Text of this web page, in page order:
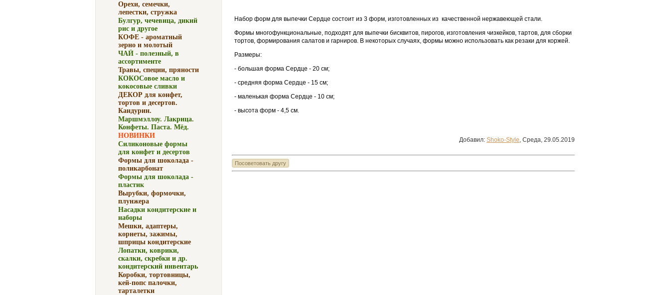
Орехи, семечки,
лепестки, стружка
Булгур, чечевица, дикий
рис и другое
КОФЕ - ароматный
зерно и молотый
ЧАЙ - полезный, в
ассортименте
Травы, специи, пряности
КОКОСовое масло и
кокосовые сливки
ДЕКОР для конфет,
тортов и десертов.
Кандурин.
Маршмэллоу. Лакрица.
Конфеты. Паста. Мёд.
НОВИНКИ
Силиконовые формы
для конфет и десертов
Формы для шоколада -
поликарбонат
Формы для шоколада -
пластик
Вырубки, формочки,
плунжера
Насадки кондитерские и
наборы
Мешки, адаптеры,
корнеты, зажимы,
шприцы кондитерские
Лопатки, коврики,
скалки, скребки и др.
кондитерский инвентарь
Коробки, тортовницы,
кей-попс палочки,
тарталетки
Набор форм для выпечки Сердце состоит из 3 форм, изготовленных из качественной нержавеющей стали.
Формы многофункциональные, подходят для выпечки бисквитов, пирогов, изготовления чизкейков, тартов, для сборки
тортов, формирования салатов и гарниров. В некоторых случаях, формы можно использовать как резаки для коржей.
Размеры:
- большая форма Сердце - 20 см;
- средняя форма Сердце - 15 см;
- маленькая форма Сердце - 10 см;
- высота форм - 4,5 см.
Добавил: Shoko-Style, Среда, 29.05.2019